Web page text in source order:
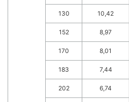
130 10,42
152 8,97
170 8,01
183 7,44
202 6,74